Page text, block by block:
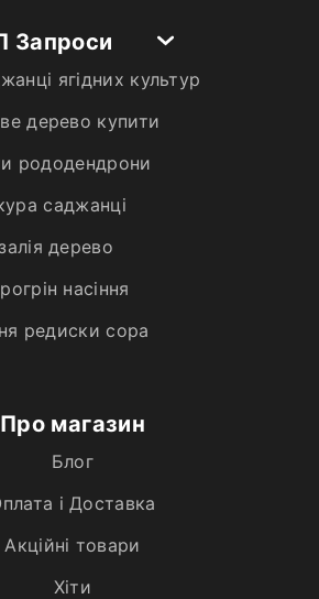
Запроси
ягідних культур
дерево купити
рододендрони
саджанці
дерево
насіння
редиски сора
Про магазин
Блог
і Доставка
Акційні товари
Хiти